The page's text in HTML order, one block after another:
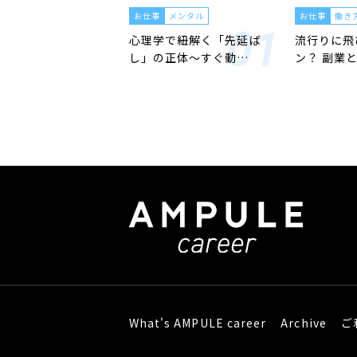
お仕事 メンタル
心理学で紐解く「先延ば
し」の正体〜すぐ動…
お仕事 働き
流行りに
ン？ 副業
What's AMPULE career Archive